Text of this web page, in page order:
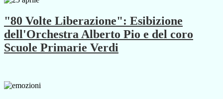
"80 Volte Liberazione": Esibizione
dell'Orchestra Alberto Pio e del coro
Scuole Primarie Verdi